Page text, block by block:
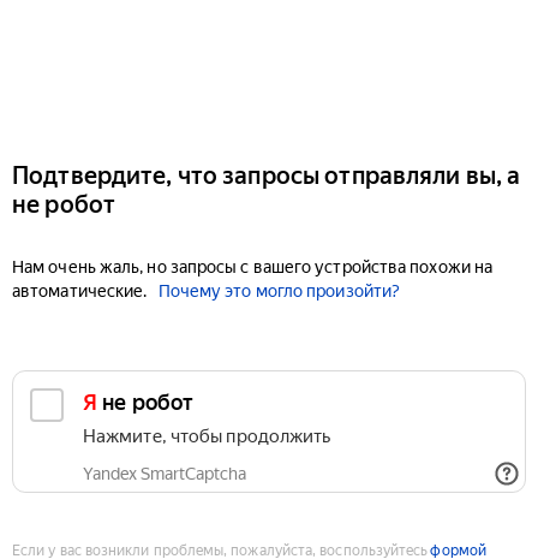
Подтвердите, что запросы отправляли вы, а
не робот
Нам очень жаль, но запросы с вашего устройства похожи на
автоматические.
Почему это могло произойти?
Я не робот
Нажмите, чтобы продолжить
Yandex SmartCaptcha
Если у вас возникли проблемы, пожалуйста, воспользуйтесьформой